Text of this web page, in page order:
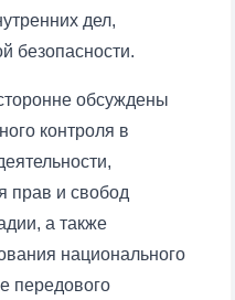
дел,
безопасности.
обсуждены
контроля в
прав и свобод
а также
национального
передового